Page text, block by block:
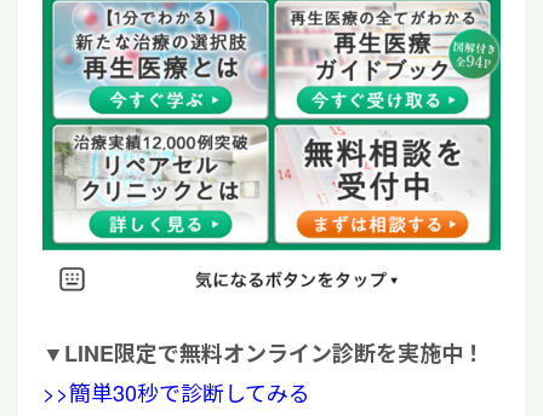
▼LINE限定で無料オンライン診断を実施中！
>>簡単30秒で診断してみる